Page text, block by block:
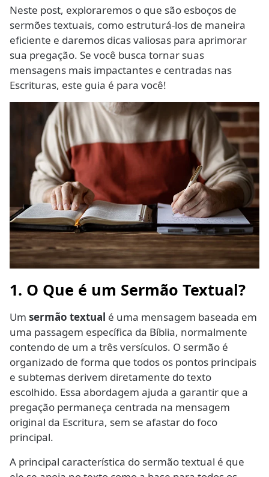
Neste post, exploraremos o que são esboços de
sermões textuais, como estruturá-los de maneira
eficiente e daremos dicas valiosas para aprimorar
sua pregação. Se você busca tornar suas
mensagens mais impactantes e centradas nas
Escrituras, este guia é para você!
1. O Que é um Sermão Textual?
Um sermão textual é uma mensagem baseada em
uma passagem específica da Bíblia, normalmente
contendo de um a três versículos. O sermão é
organizado de forma que todos os pontos principais
e subtemas derivem diretamente do texto
escolhido. Essa abordagem ajuda a garantir que a
pregação permaneça centrada na mensagem
original da Escritura, sem se afastar do foco
principal.
A principal característica do sermão textual é que